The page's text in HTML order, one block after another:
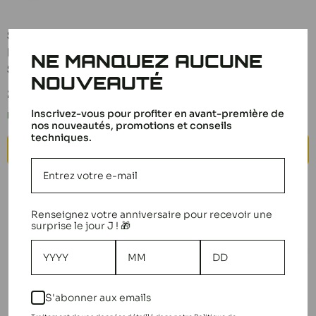
Spektrum Module
Bluetooth pour DX3
Smart SPMBT2000
Prix
29,99 €
En stock
Smart G2 3S 11.1v
1300mah 30C IC3
En stock
NE MANQUEZ AUCUNE
NOUVEAUTÉ
Inscrivez-vous pour profiter en avant-première de
nos nouveautés, promotions et conseils
techniques.
Renseignez votre anniversaire pour recevoir une
surprise le jour J ! 🎁
S'abonner aux emails